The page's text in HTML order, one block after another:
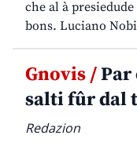
che al à
bons. Luciano
Gnovis /
salti fûr dal
Redazion